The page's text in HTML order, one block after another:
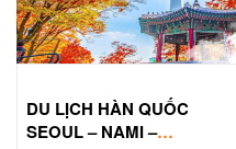
DU LỊCH HÀN QUỐC
SEOUL – NAMI –